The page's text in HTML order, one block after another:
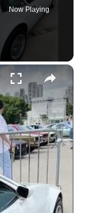
Now Playing
×